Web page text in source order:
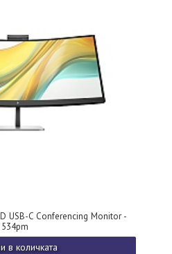
USB-C Conferencing Monitor -
534pm
в количката